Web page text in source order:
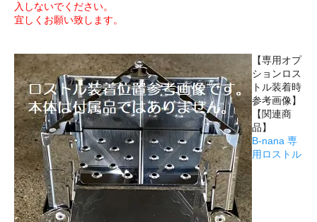
入しないでください。
宜しくお願い致します。
【専用オプ
ションロス
トル装着時
参考画像】
【関連商
品】
B-nana 専
用ロストル